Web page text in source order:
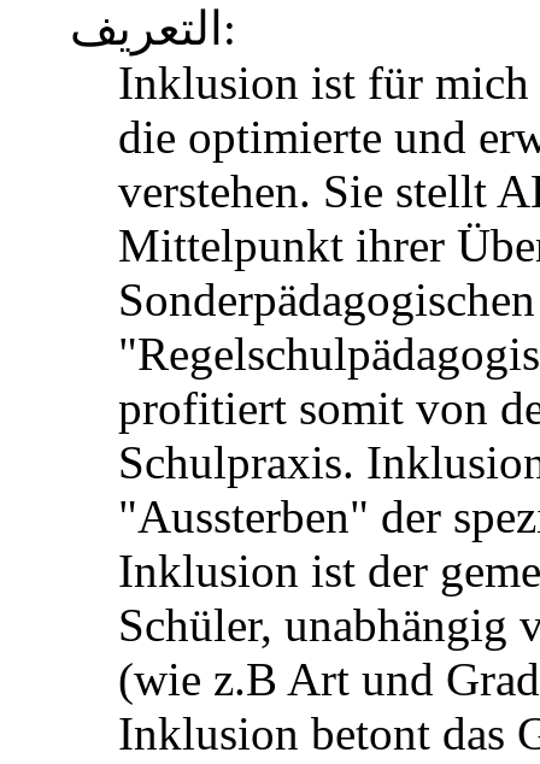
التعريف:
Inklusion ist für mich
die optimierte und
verstehen. Sie stellt
Mittelpunkt ihrer
profitiert somit von
Schulpraxis.
"Aussterben" der
Inklusion ist der
Schüler, unabhängig
(wie z.B Art und
Inklusion betont das